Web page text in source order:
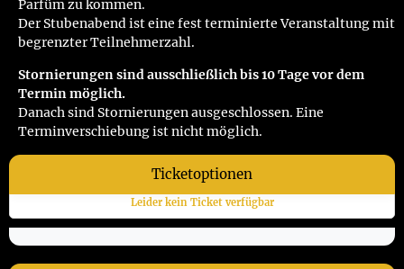
Parfüm zu kommen.
Der Stubenabend ist eine fest terminierte Veranstaltung mit
begrenzter Teilnehmerzahl.
Stornierungen sind ausschließlich bis 10 Tage vor dem
Termin möglich.
Danach sind Stornierungen ausgeschlossen. Eine
Terminverschiebung ist nicht möglich.
Ticketoptionen
Leider kein Ticket verfügbar